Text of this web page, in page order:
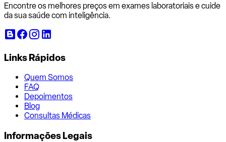
Encontre os melhores preços em exames laboratoriais e cuide
da sua saúde com inteligência.
Links Rápidos
Quem Somos
FAQ
Depoimentos
Blog
Consultas Médicas
Informações Legais